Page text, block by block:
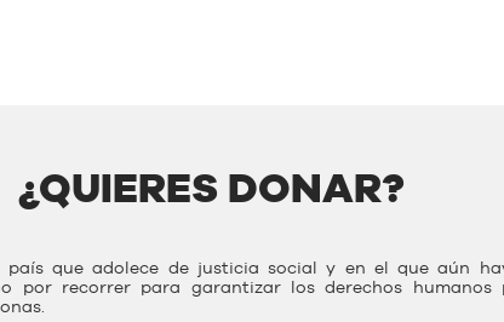
¿QUIERES DONAR?
país que adolece de justicia social y en el que aún
por recorrer para garantizar los derechos humanos